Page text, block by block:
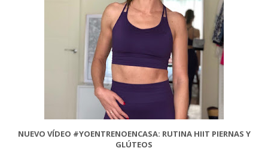
NUEVO VÍDEO #YOENTRENOENCASA: RUTINA HIIT PIERNAS Y
GLÚTEOS